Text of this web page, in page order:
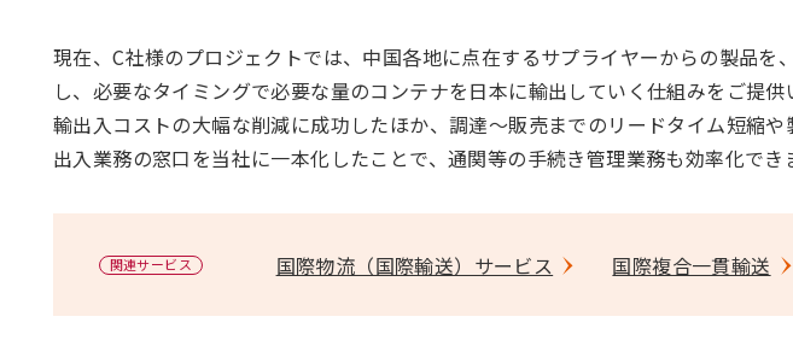
現在、C社様のプロジェクトでは、中国各地に点在するサプライヤーからの製品を
し、必要なタイミングで必要な量のコンテナを日本に輸出していく仕組みをご提
輸出入コストの大幅な削減に成功したほか、調達〜販売までのリードタイム短縮
出入業務の窓口を当社に一本化したことで、通関等の手続き管理業務も効率化でき
関連サービス 国際物流（国際輸送）サービス 国際複合一貫輸送